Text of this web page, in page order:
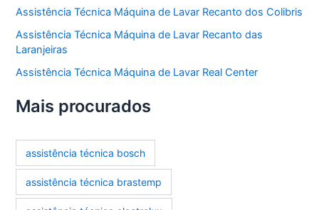
Assistência Técnica Máquina de Lavar Recanto dos Colibris
Assistência Técnica Máquina de Lavar Recanto das
Laranjeiras
Assistência Técnica Máquina de Lavar Real Center
Mais procurados
assistência técnica bosch
assistência técnica brastemp